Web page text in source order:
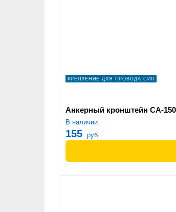
КРЕПЛЕНИЕ ДЛЯ ПРОВОДА СИП
Анкерный кронштейн СА-
В наличии
155 руб.